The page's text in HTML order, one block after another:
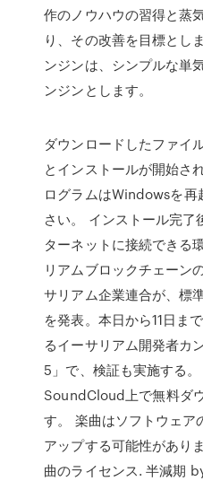
作のノウハウの習得と蒸
り、その改善を目標とし
ンジンは、シンプルな単
ンジンとします。
ダウンロードしたファイ
とインストールが開始さ
ログラムはWindowsを再
さい。 インストール完了
ターネットに接続できる
リアムブロックチェーン
サリアム企業連合が、標
を発表。本日から11日ま
るイーサリアム開発者カ
5」で、検証も実施する
SoundCloud上で無料ダ
す。 楽曲はソフトウェア
アップする可能性があり
曲のライセンス. 半減期